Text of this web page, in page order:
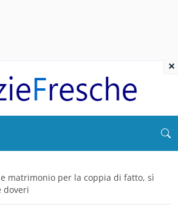
matrimonio per la coppia di fatto, sì
doveri
×